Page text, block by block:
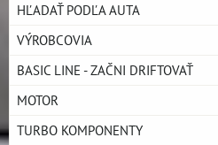
HĽADAŤ PODĽA AUTA
VÝROBCOVIA
BASIC LINE - ZAČNI DRIFTOVAŤ
MOTOR
TURBO KOMPONENTY